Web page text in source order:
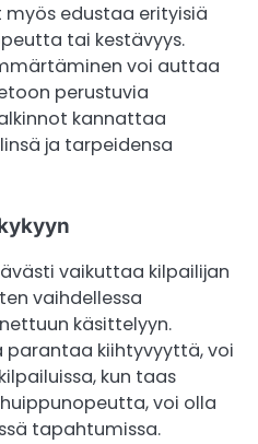
edustaa erityisiä
tai kestävyys.
voi auttaa
perustuvia
kannattaa
ja tarpeidensa
vaikuttaa kilpailijan
vaihdellessa
käsittelyyn.
parantaa kiihtyvyyttä, voi
kun taas
voi olla
tapahtumissa.